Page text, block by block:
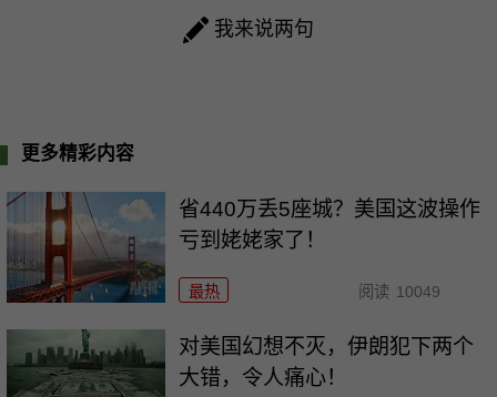
我来说两句
更多精彩内容
省440万丢5座城？美国这波操作
亏到姥姥家了！
最热 阅读 10049
对美国幻想不灭，伊朗犯下两个
大错，令人痛心！